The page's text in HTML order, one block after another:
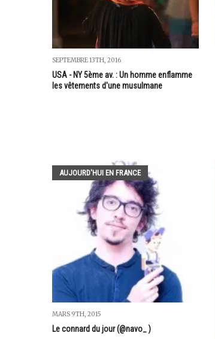
SEPTEMBRE 13TH, 2016
USA - NY 5ème av. : Un homme enflamme
les vêtements d'une musulmane
AUJOURD'HUI EN FRANCE
MARS 9TH, 2015
Le connard du jour (@navo_ )